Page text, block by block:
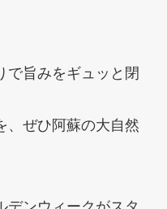
で旨みをギュッと閉
、ぜひ阿蘇の大自然